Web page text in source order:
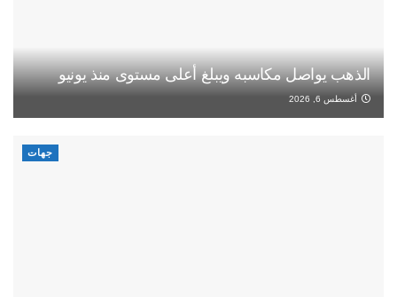
الذهب يواصل مكاسبه ويبلغ أعلى مستوى منذ يونيو
أغسطس 6, 2026
جهات